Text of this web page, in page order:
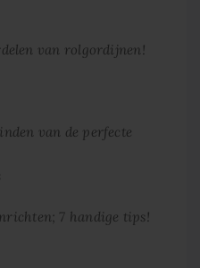
van rolgordijnen!
van de perfecte
7 handige tips!